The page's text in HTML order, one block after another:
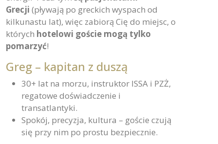
Grecji (pływają po greckich wyspach od
kilkunastu lat), więc zabiorą Cię do miejsc, o
których hotelowi goście mogą tylko
pomarzyć!
Greg – kapitan z duszą
30+ lat na morzu, instruktor ISSA i PZŻ,
regatowe doświadczenie i
transatlantyki.
Spokój, precyzja, kultura – goście czują
się przy nim po prostu bezpiecznie.